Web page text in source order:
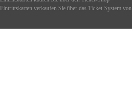
Eintrittskarten verkaufen Sie über das Ticket-System